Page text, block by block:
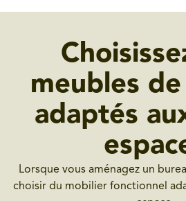
meubles
adaptés
Lorsque vous aménagez un
choisir du mobilier fonctionnel